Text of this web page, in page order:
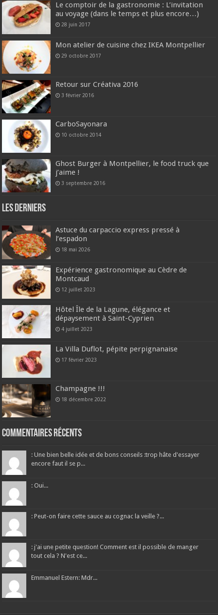
Le comptoir de la gastronomie : L’invitation
au voyage (dans le temps et plus encore…)
28 juin 2017
Mon atelier de cuisine chez IKEA Montpellier
29 octobre 2017
Retour sur Créativa 2016
3 février 2016
CarboSayonara
10 octobre 2014
Ghost Burger à Montpellier, le food truck que
j’aime !
3 septembre 2016
Les derniers
Astuce du carpaccio express pressé à
l’espadon
18 mai 2026
Expérience gastronomique au Cèdre de
Montcaud
12 juillet 2023
Hôtel Île de la Lagune, élégance et
dépaysement à Saint-Cyprien
4 juillet 2023
La Villa Duflot, pépite perpignanaise
17 février 2023
Champagne !!!
18 décembre 2022
Commentaires récents
: Une bien belle idée et de bons conseils :trop hâte d'essayer
encore faut il se p...
: Oui...
: Peut-on faire cette sauce au cognac la veille ?...
: j'ai une petite question! Comment est il possible de manger
tout cela ? N'est ce...
Emmanuel Estern: Mdr...